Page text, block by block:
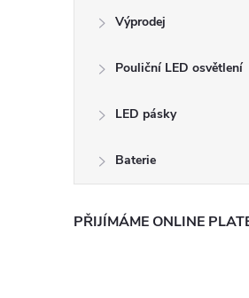
Výprodej
Pouliční LED osvětlení
LED pásky
Baterie
PŘIJÍMÁME ONLINE
MZ0222